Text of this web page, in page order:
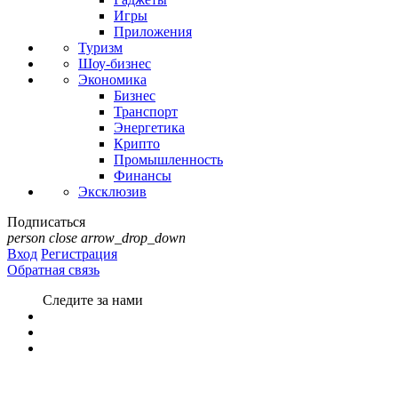
Игры
Приложения
Туризм
Шоу-бизнес
Экономика
Бизнес
Транспорт
Энергетика
Крипто
Промышленность
Финансы
Эксклюзив
Подписаться
person close arrow_drop_down
Вход Регистрация
Обратная связь
Следите за нами